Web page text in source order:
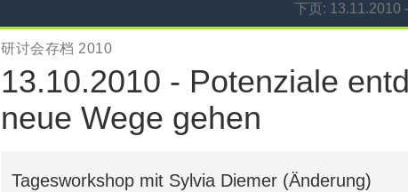
下页: 13.11.2010
研讨会存档 2010
13.10.2010 - Potenziale
neue Wege gehen
Tagesworkshop mit Sylvia Diemer (Änderung)